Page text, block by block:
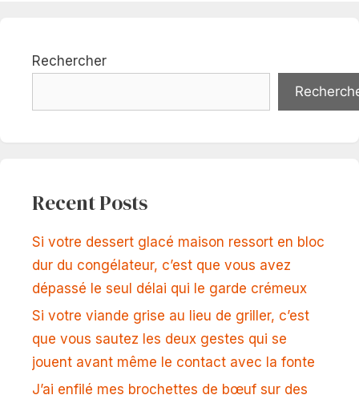
Rechercher
Recent Posts
Si votre dessert glacé maison ressort en bloc
dur du congélateur, c’est que vous avez
dépassé le seul délai qui le garde crémeux
Si votre viande grise au lieu de griller, c’est
que vous sautez les deux gestes qui se
jouent avant même le contact avec la fonte
J’ai enfilé mes brochettes de bœuf sur des